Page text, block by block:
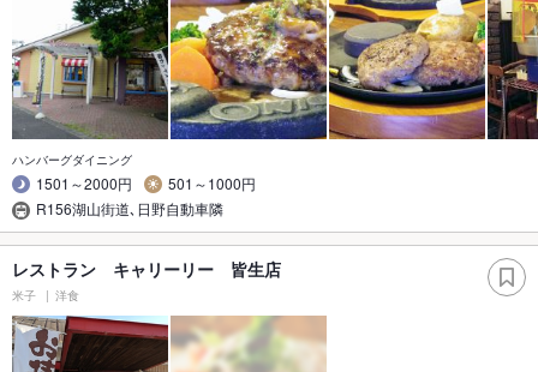
ハンバーグダイニング
1501～2000円
501～1000円
R156湖山街道､日野自動車隣
レストラン キャリーリー 皆生店
米子 洋食